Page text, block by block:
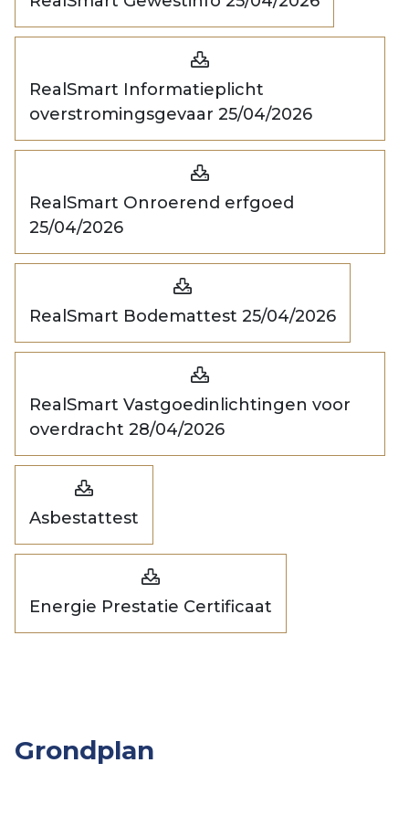
RealSmart Informatieplicht
overstromingsgevaar 25/04/2026
RealSmart Onroerend erfgoed
25/04/2026
RealSmart Bodemattest 25/04/2026
RealSmart Vastgoedinlichtingen voor
overdracht 28/04/2026
Asbestattest
Energie Prestatie Certificaat
Grondplan